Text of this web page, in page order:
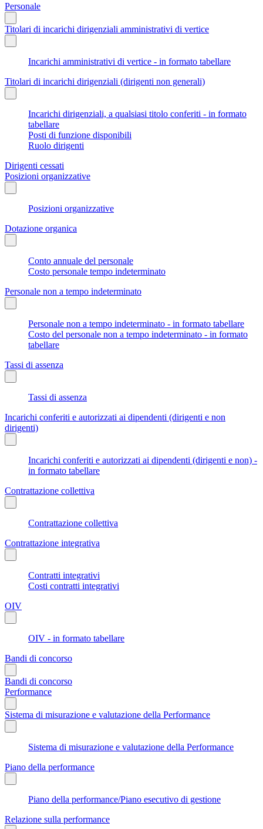
Personale
Titolari di incarichi dirigenziali amministrativi di vertice
Incarichi amministrativi di vertice - in formato tabellare
Titolari di incarichi dirigenziali (dirigenti non generali)
Incarichi dirigenziali, a qualsiasi titolo conferiti - in formato
tabellare
Posti di funzione disponibili
Ruolo dirigenti
Dirigenti cessati
Posizioni organizzative
Posizioni organizzative
Dotazione organica
Conto annuale del personale
Costo personale tempo indeterminato
Personale non a tempo indeterminato
Personale non a tempo indeterminato - in formato tabellare
Costo del personale non a tempo indeterminato - in formato
tabellare
Tassi di assenza
Tassi di assenza
Incarichi conferiti e autorizzati ai dipendenti (dirigenti e non
dirigenti)
Incarichi conferiti e autorizzati ai dipendenti (dirigenti e non) -
in formato tabellare
Contrattazione collettiva
Contrattazione collettiva
Contrattazione integrativa
Contratti integrativi
Costi contratti integrativi
OIV
OIV - in formato tabellare
Bandi di concorso
Bandi di concorso
Performance
Sistema di misurazione e valutazione della Performance
Sistema di misurazione e valutazione della Performance
Piano della performance
Piano della performance/Piano esecutivo di gestione
Relazione sulla performance